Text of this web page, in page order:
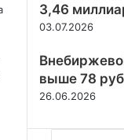
3,46
03.07.2026
выше 78
26.06.2026